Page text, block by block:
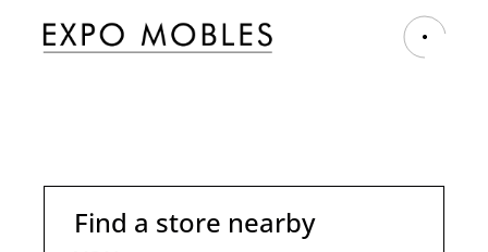
Find a store nearby